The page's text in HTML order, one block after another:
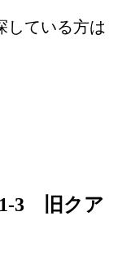
している方は
3 旧クア